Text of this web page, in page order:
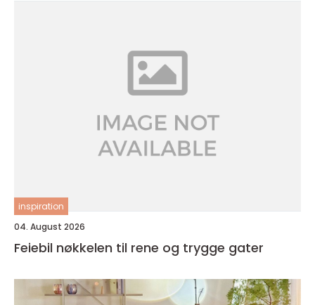
inspiration
04. August 2026
Feiebil nøkkelen til rene og trygge gater